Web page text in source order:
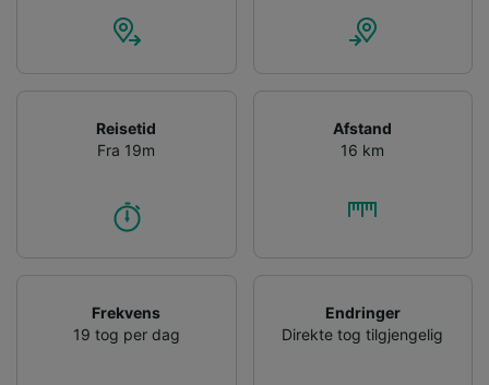
Reisetid
Fra 19m
Afstand
16 km
Frekvens
19 tog per dag
Endringer
Direkte tog tilgjengelig
List of Partners